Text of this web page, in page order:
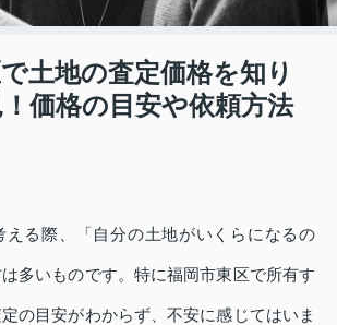
土地の査定価格を知り
価格の目安や依頼方法
える際、「自分の土地がいくらになるの
多いものです。特に福岡市東区で所有す
の目安がわからず、不安に感じてはいま